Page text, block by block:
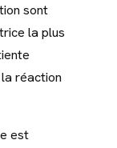
sont
la plus
réaction
est